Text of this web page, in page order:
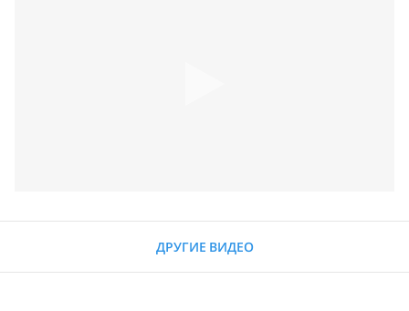
ДРУГИЕ ВИДЕО